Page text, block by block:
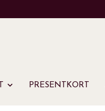
PRESENTKORT